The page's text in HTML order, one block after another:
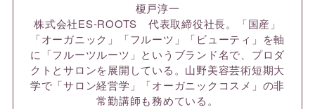
榎戸淳一
株式会社ES-ROOTS 代表取締役社長。「国産」
「オーガニック」「フルーツ」「ビューティ」を軸
に「フルーツルーツ」というブランド名で、プロダ
クトとサロンを展開している。山野美容芸術短期大
学で「サロン経営学」「オーガニックコスメ」の非
常勤講師も務めている。